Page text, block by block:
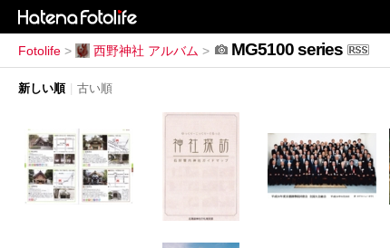
Fotolife > 西野神社 アルバム > MG5100 series
新しい順 | 古い順